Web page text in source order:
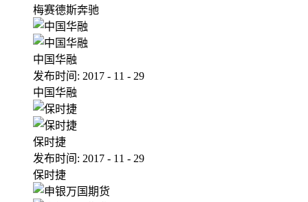
梅赛德斯奔驰
中国华融
发布时间: 2017 - 11 - 29
中国华融
保时捷
发布时间: 2017 - 11 - 29
保时捷